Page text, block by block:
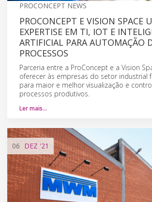
PROCONCEPT NEWS
PROCONCEPT E VISION SPACE
EXPERTISE EM TI, IOT E
ARTIFICIAL PARA AUTOMAÇÃO
PROCESSOS
Parceria entre a ProConcept e a Vision
oferecer às empresas do setor industrial
para maior e melhor visualização e
processos produtivos.
Ler mais…
06 DEZ '21